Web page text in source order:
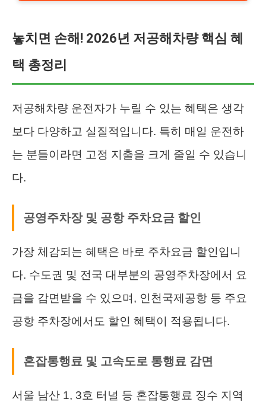
놓치면 손해! 2026년 저공해차량 핵심 혜
택 총정리
저공해차량 운전자가 누릴 수 있는 혜택은 생각
보다 다양하고 실질적입니다. 특히 매일 운전하
는 분들이라면 고정 지출을 크게 줄일 수 있습니
다.
공영주차장 및 공항 주차요금 할인
가장 체감되는 혜택은 바로 주차요금 할인입니
다. 수도권 및 전국 대부분의 공영주차장에서 요
금을 감면받을 수 있으며, 인천국제공항 등 주요
공항 주차장에서도 할인 혜택이 적용됩니다.
혼잡통행료 및 고속도로 통행료 감면
서울 남산 1, 3호 터널 등 혼잡통행료 징수 지역